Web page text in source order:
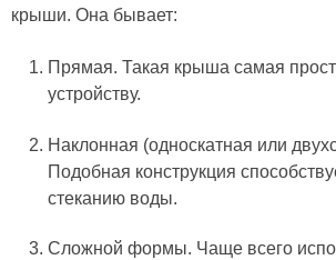
крыши. Она бывает:
Прямая. Такая крыша самая
устройству.
Наклонная (односкатная или
Подобная конструкция
стеканию воды.
Сложной формы. Чаще всего